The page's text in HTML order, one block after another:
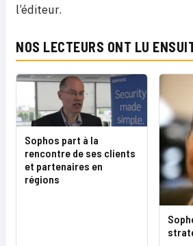
l’éditeur.
NOS LECTEURS ONT LU
Sophos part à la
rencontre de ses clients
et partenaires en
régions